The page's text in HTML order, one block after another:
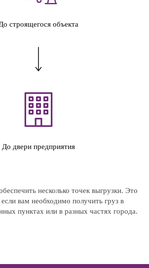
строящегося объекта
До двери предприятия
несколько точек выгрузки. Это
вам необходимо получить груз в
пунктах или в разных частях города.